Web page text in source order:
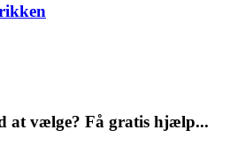
at vælge? Få gratis hjælp...